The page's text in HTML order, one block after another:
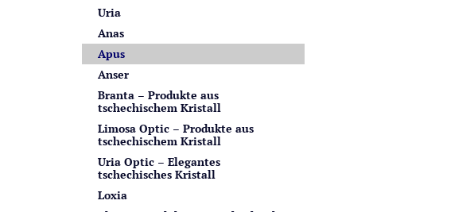
Uria
Anas
Apus
Anser
Branta – Produkte aus
tschechischem Kristall
Limosa Optic – Produkte aus
tschechischem Kristall
Uria Optic – Elegantes
tschechisches Kristall
Loxia